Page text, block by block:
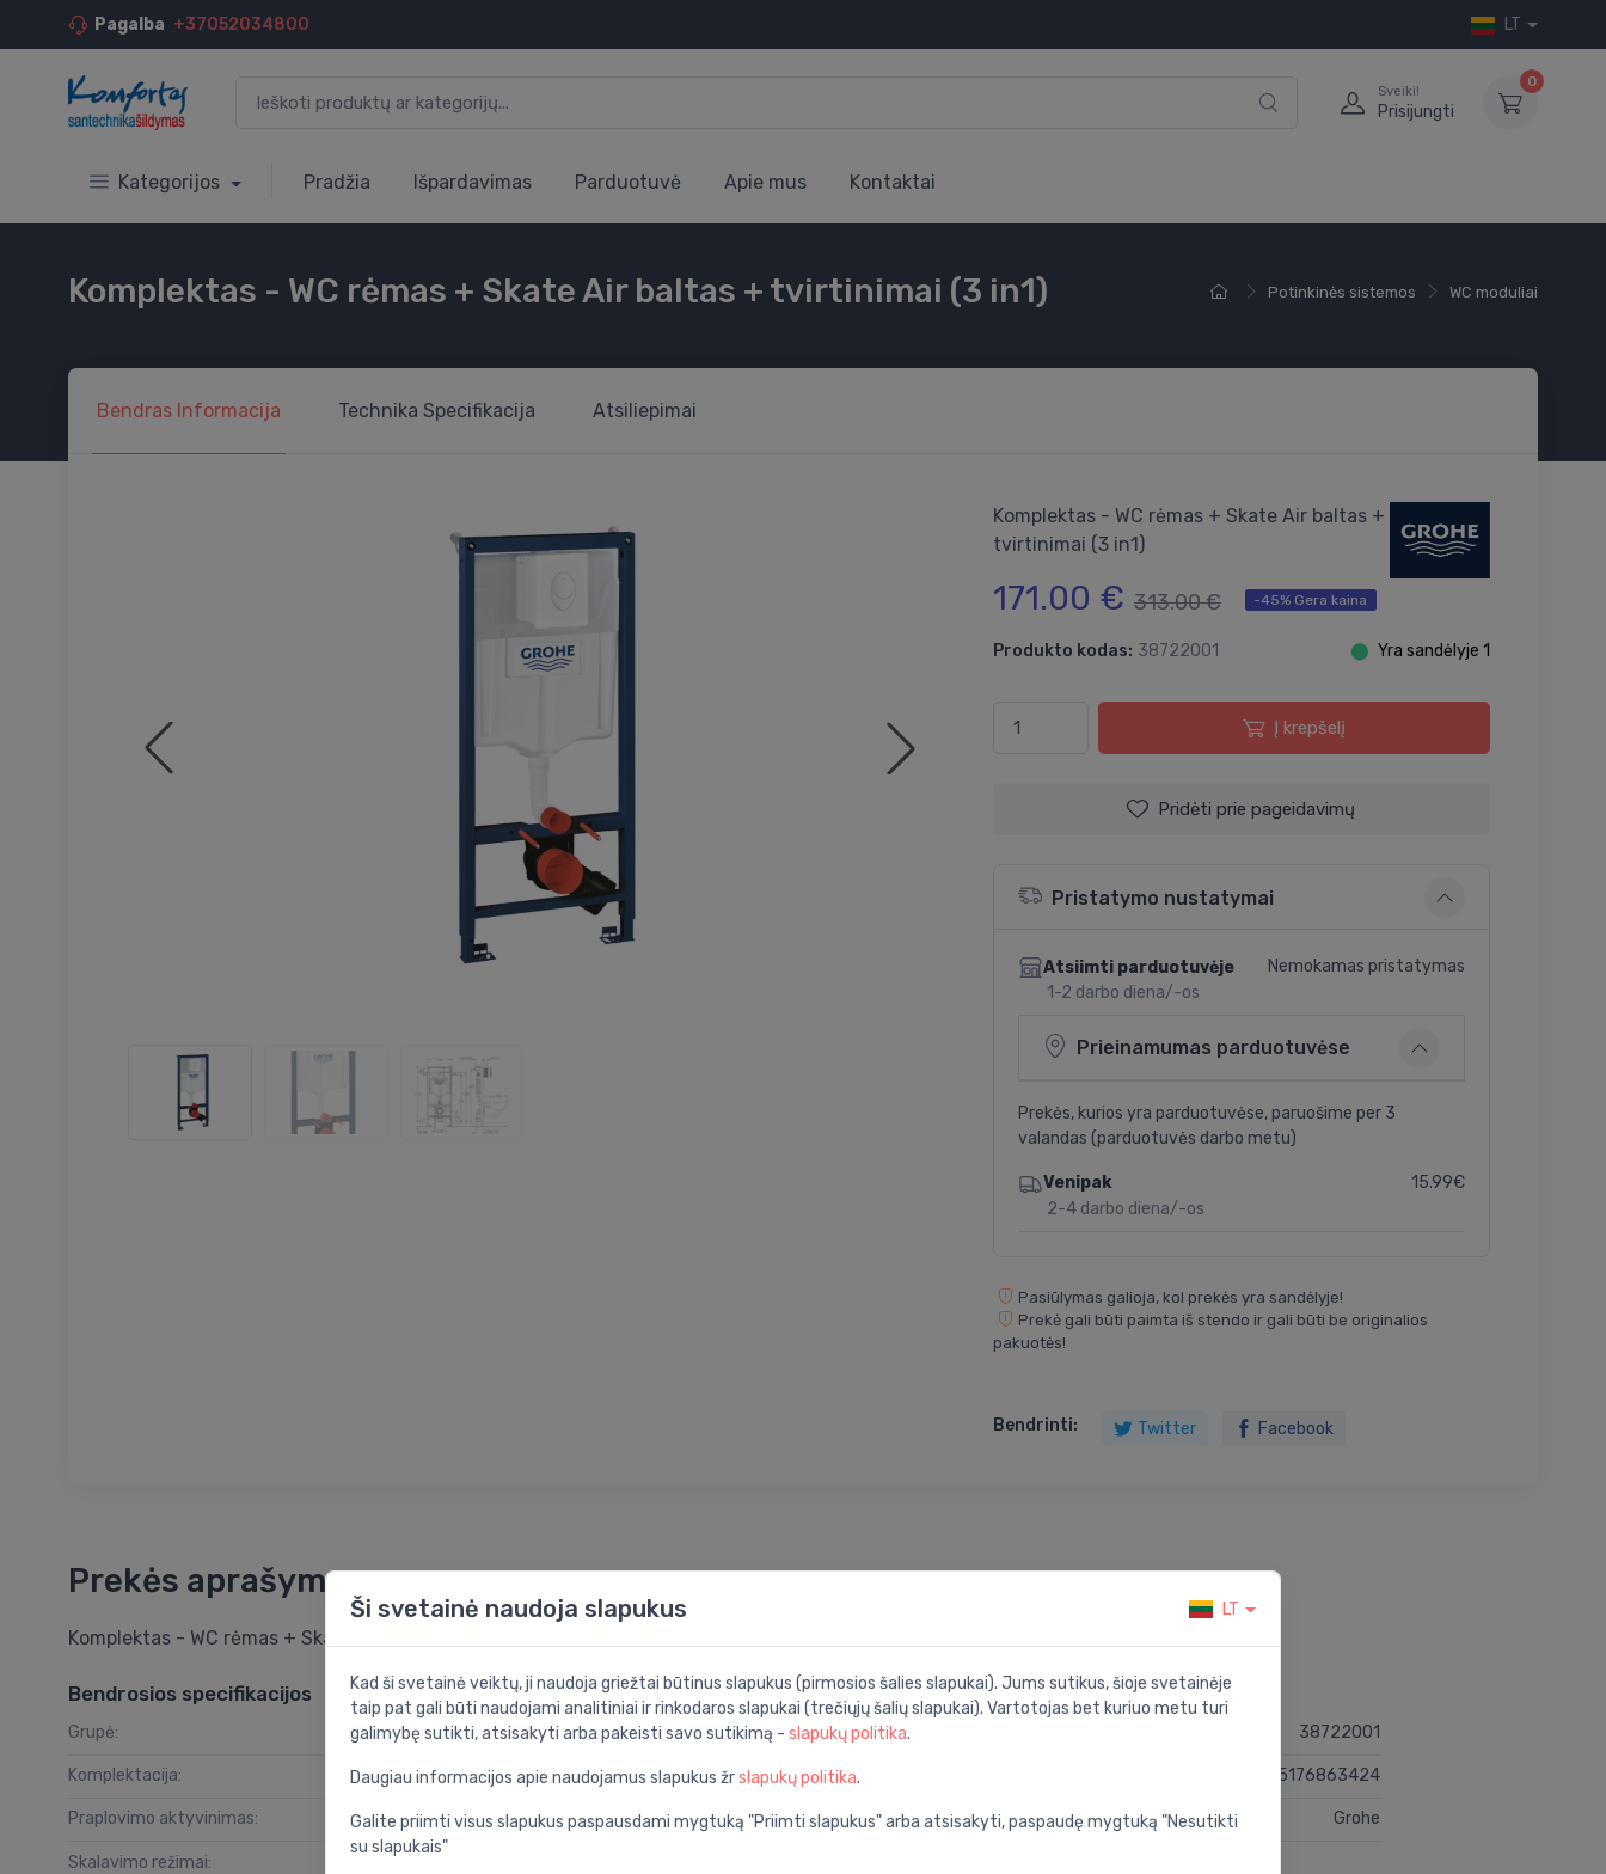
Pagalba +37052034800 LT
Sveiki!
Prisijungti
0
Kategorijos Pradžia Išpardavimas Parduotuvė Apie mus Kontaktai
Potinkinės sistemos WC moduliai
Komplektas - WC rėmas + Skate Air baltas + tvirtinimai (3 in1)
Bendras Informacija Technika Specifikacija Atsiliepimai
Komplektas - WC rėmas + Skate Air baltas +
tvirtinimai (3 in1)
171.00 € 313.00 € -45% Gera kaina
Produkto kodas: 38722001 ⬤ Yra sandėlyje 1
Į krepšelį
Pridėti prie pageidavimų
Pristatymo nustatymai
Atsiimti parduotuvėje
1-2 darbo diena/-os
Nemokamas pristatymas
Prieinamumas parduotuvėse
Prekės, kurios yra parduotuvėse, paruošime per 3
valandas (parduotuvės darbo metu)
Venipak
2-4 darbo diena/-os
15.99€
Pasiūlymas galioja, kol prekės yra sandėlyje!
Prekė gali būti paimta iš stendo ir gali būti be originalios
pakuotės!
Bendrinti: Twitter Facebook
Prekės aprašymas
Komplektas - WC rėmas + Skate Air baltas + tvirtinimai (3 in1)
Bendrosios specifikacijos
Grupė: vonios kambarys
Komplektacija: baltas mygtukas
Praplovimo aktyvinimas: mechaninis
Skalavimo režimai:
Specifikacija
Produkto kodas: 38722001
Barkodas: 4005176863424
Prekės ženklas: Grohe
Ši svetainė naudoja slapukus LT
Kad ši svetainė veiktų, ji naudoja griežtai būtinus slapukus (pirmosios šalies slapukai). Jums sutikus, šioje svetainėje
taip pat gali būti naudojami analitiniai ir rinkodaros slapukai (trečiųjų šalių slapukai). Vartotojas bet kuriuo metu turi
galimybę sutikti, atsisakyti arba pakeisti savo sutikimą - slapukų politika.
Daugiau informacijos apie naudojamus slapukus žrslapukų politika.
Galite priimti visus slapukus paspausdami mygtuką "Priimti slapukus" arba atsisakyti, paspaudę mygtuką "Nesutikti
su slapukais"